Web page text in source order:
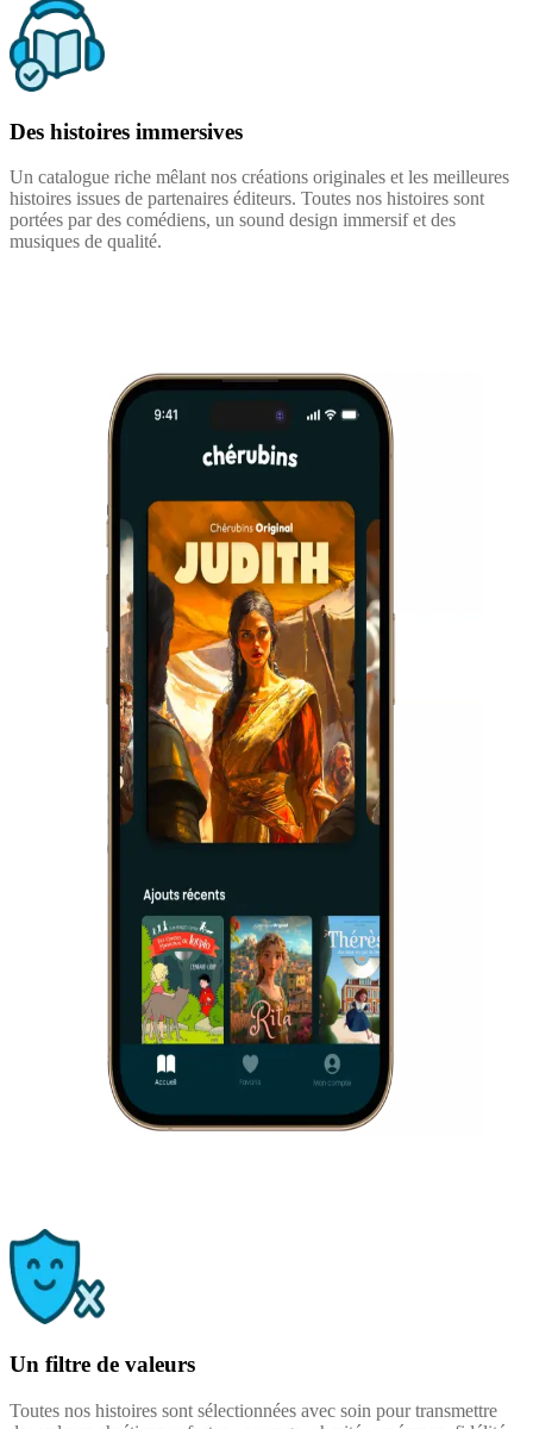
Des histoires immersives
Un catalogue riche mêlant nos créations originales et les meilleures
histoires issues de partenaires éditeurs. Toutes nos histoires sont
portées par des comédiens, un sound design immersif et des
musiques de qualité.
Un filtre de valeurs
Toutes nos histoires sont sélectionnées avec soin pour transmettre